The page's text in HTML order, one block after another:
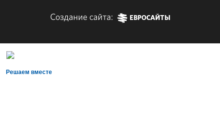
Создание сайта: ЕВРОСАЙТЫ
Решаем вместе